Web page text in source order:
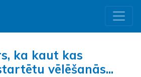
ka kaut kas
vēlēšanās...